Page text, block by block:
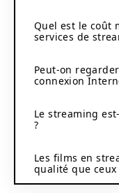
Quel est le coût
services de
Peut-on
connexion
Le streaming
?
Les films en
qualité que ceux